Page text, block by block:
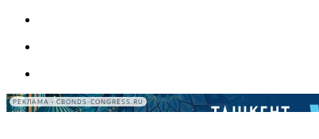
РЕКЛАМА • CBONDS-CONGRESS.RU